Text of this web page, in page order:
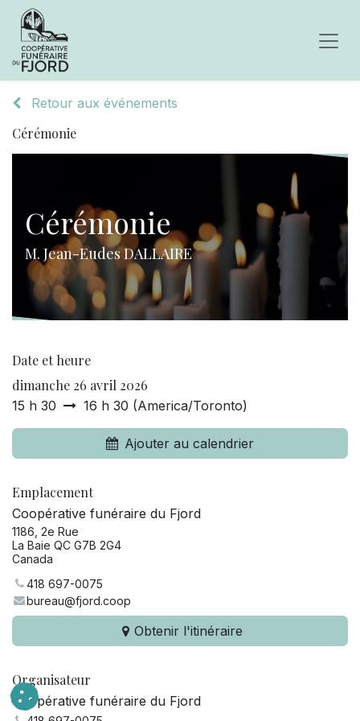
Retour aux événements
Cérémonie
Cérémonie
M. Jean-Eudes DALLAIRE
Date et heure
dimanche 26 avril 2026
15 h 30 16 h 30 (America/Toronto)
Ajouter au calendrier
Emplacement
Coopérative funéraire du Fjord
1186, 2e Rue
La Baie QC G7B 2G4
Canada
418 697-0075
bureau@fjord.coop
Obtenir l'itinéraire
Organisateur
Coopérative funéraire du Fjord